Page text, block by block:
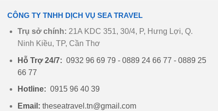
CÔNG TY TNHH DỊCH VỤ SEA TRAVEL
Trụ sở chính: 21A KDC 351, 30/4, P, Hưng Lợi, Q.
Ninh Kiều, TP, Cần Thơ
Hỗ Trợ 24/7: 0932 96 69 79 - 0889 24 66 77 - 0889 25
66 77
Hotline: 0915 96 40 39
Email: theseatravel.tn@gmail.com